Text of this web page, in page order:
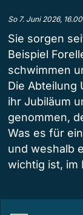
So 7. Juni 2026,
Sie sorgen
Beispiel
schwimmen
Die Abteilung
ihr Jubiläum
genommen,
Was es für
und weshalb
wichtig ist, im